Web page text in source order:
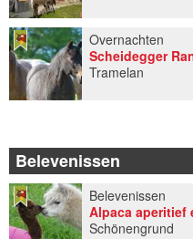
Overnachten
Scheidegger
Tramelan
Belevenissen
Belevenissen
Alpaca aperitief
Schönengrund